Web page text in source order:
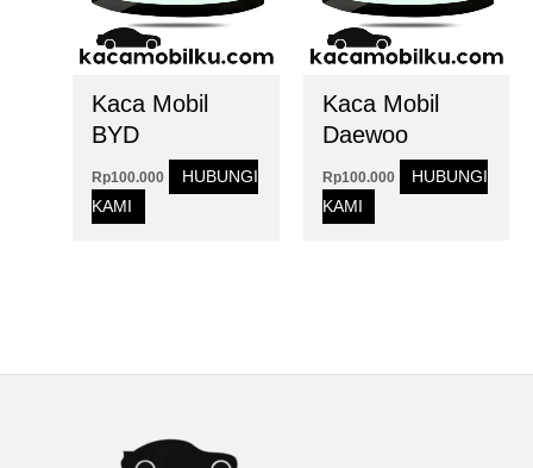
Kaca Mobil
BYD
Rp100.000
HUBUNGI
KAMI
Kaca Mobil
Daewoo
Rp100.000
HUBUNGI
KAMI